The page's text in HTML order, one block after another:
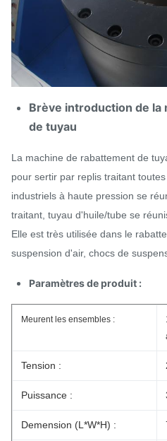
Brève introduction de la
de tuyau
La machine de rabattement de
pour sertir par replis traitant
industriels à haute pression se
traitant, tuyau d'huile/tube se
Elle est très utilisée dans le
suspension d'air, chocs de
Paramètres de produit :
Meurent les ensembles :
Tension :
Puissance :
Demension (L*W*H) :